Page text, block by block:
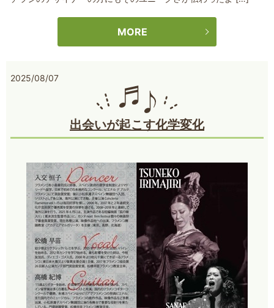
MORE
2025/08/07
出会いが起こす化学変化